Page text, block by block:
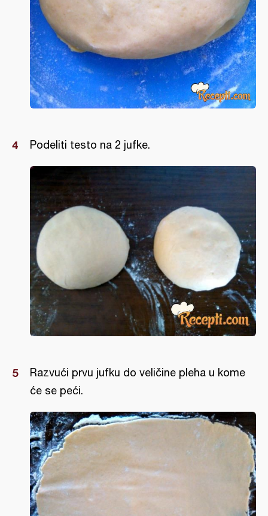
Podeliti testo na 2 jufke.
Razvući prvu jufku do veličine pleha u kome
će se peći.